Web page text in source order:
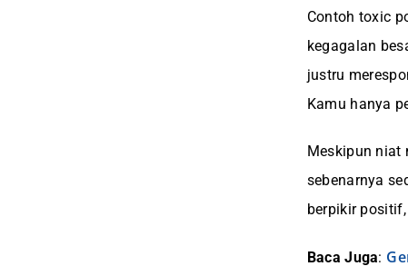
Contoh toxic
kegagalan
justru
Kamu hanya
Meskipun niat
sebenarnya
berpikir
Baca Juga: